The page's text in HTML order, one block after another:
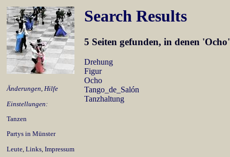
Änderungen, Hilfe
Einstellungen:
Tanzen
Partys in Münster
Leute Links Impressum
Search Results
5 Seiten gefunden, in denen
Drehung
Figur
Ocho
Tango_de_Salón
Tanzhaltung